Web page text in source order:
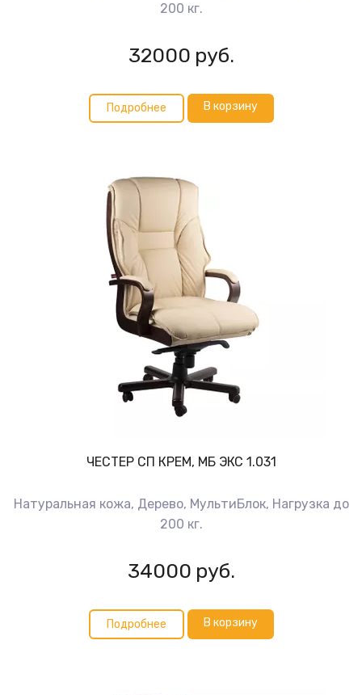
200 кг.
32000 руб.
Подробнее В корзину
ЧЕСТЕР СП КРЕМ, МБ ЭКС 1.031
Натуральная кожа, Дерево, МультиБлок, Нагрузка до
200 кг.
34000 руб.
Подробнее В корзину